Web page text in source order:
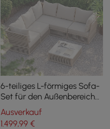
6-teiliges L-förmiges Sofa-
Set für den Außenbereich
aus geflochtenem Seil in
warmem Weiß
Ausverkauf
1.499,99€